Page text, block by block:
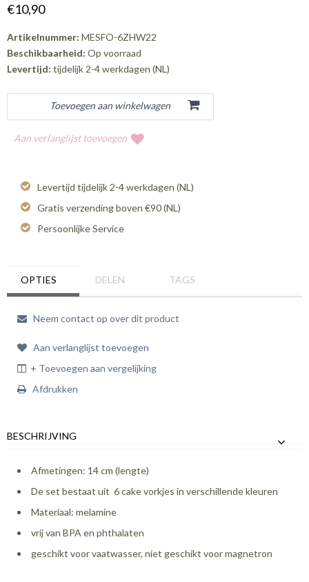
€10,90
Artikelnummer: MESFO-6ZHW22
Beschikbaarheid: Op voorraad
Levertijd: tijdelijk 2-4 werkdagen (NL)
Aan verlanglijst toevoegen
Levertijd tijdelijk 2-4 werkdagen (NL)
Gratis verzending boven €90 (NL)
Persoonlijke Service
OPTIES DELEN TAGS
Neem contact op over dit product
Aan verlanglijst toevoegen
+ Toevoegen aan vergelijking
Afdrukken
BESCHRIJVING
Afmetingen: 14 cm (lengte)
De set bestaat uit 6 cake vorkjes in verschillende kleuren
Materiaal: melamine
vrij van BPA en phthalaten
geschikt voor vaatwasser, niet geschikt voor magnetron